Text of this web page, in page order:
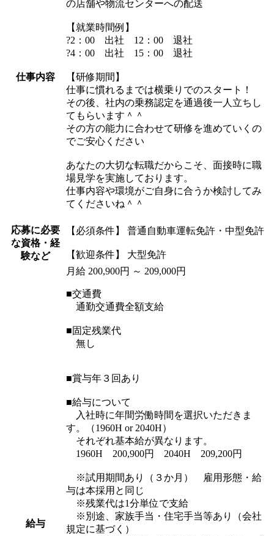
仕事内容
の店舗や物流センターへの配送
【就業時間例】
?2：00 出社 12：00 退社
?4：00 出社 15：00 退社
【研修期間】
仕事に慣れるまでは横乗りでのスタート！
その後、社内の乗務認定を通過後一人立ちし
てもらいます＾＾
その方の能力に合わせて研修を進めていくの
でご安心ください
あなたの大切な転職だからこそ、面接時に職
場見学を実施しております。
仕事内容や環境がご自身に合うか検討してみ
てくださいね＾＾
応募に必要
な資格・経
験など
【必須条件】 普通自動車運転免許・中型免許
【歓迎条件】 大型免許
給与
月給 200,900円 ～ 209,000円
■交通費
通勤交通費全額支給
■固定残業代
無し
■賞与年３回あり
■給与について
入社時に年間労働時間を選択いただきま
す。（1960H or 2040H）
それぞれ基本給が異なります。
1960H 200,900円 2040H 209,200円
※試用期間あり（３か月） 雇用形態・給
与は本採用と同じ
※残業代は1分単位で支給
※別途、家族手当・住宅手当等あり（会社
規定に基づく）